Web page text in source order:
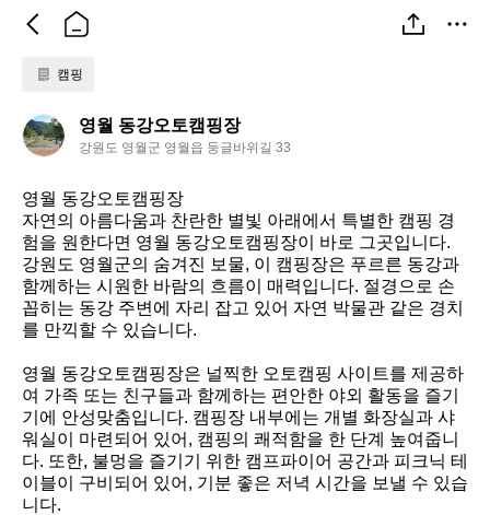
캠핑
영
월
강
오
토
캠
핑
장
영월 동강오토캠핑장
강원도 영월군 영월읍 둥글바위길 33
영월 동강오토캠핑장
자연의 아름다움과 찬란한 별빛 아래에서 특별한 캠핑 경
험을 원한다면 영월 동강오토캠핑장이 바로 그곳입니다.
강원도 영월군의 숨겨진 보물, 이 캠핑장은 푸르른 동강과
함께하는 시원한 바람의 흐름이 매력입니다. 절경으로 손
꼽히는 동강 주변에 자리 잡고 있어 자연 박물관 같은 경치
를 만끽할 수 있습니다.
영월 동강오토캠핑장은 널찍한 오토캠핑 사이트를 제공하
여 가족 또는 친구들과 함께하는 편안한 야외 활동을 즐기
기에 안성맞춤입니다. 캠핑장 내부에는 개별 화장실과 샤
워실이 마련되어 있어, 캠핑의 쾌적함을 한 단계 높여줍니
다. 또한, 불멍을 즐기기 위한 캠프파이어 공간과 피크닉 테
이블이 구비되어 있어, 기분 좋은 저녁 시간을 보낼 수 있습
니다.